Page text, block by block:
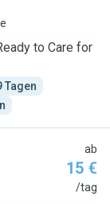
to Care for
Tagen
ab
15 €
/tag